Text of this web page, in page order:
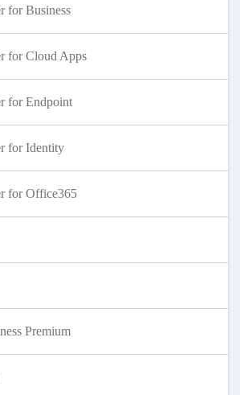
for Business
for Cloud Apps
for Endpoint
for Identity
for Office365
Premium